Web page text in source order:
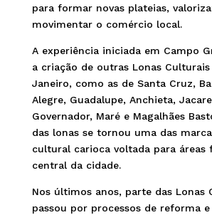
para formar novas plateias,
movimentar o comércio local.
A experiência iniciada em Campo
a criação de outras Lonas
Janeiro, como as de Santa Cruz,
Alegre, Guadalupe, Anchieta,
Governador, Maré e Magalhães
das lonas se tornou uma das
cultural carioca voltada para áreas
central da cidade.
Nos últimos anos, parte das Lonas
passou por processos de reforma e